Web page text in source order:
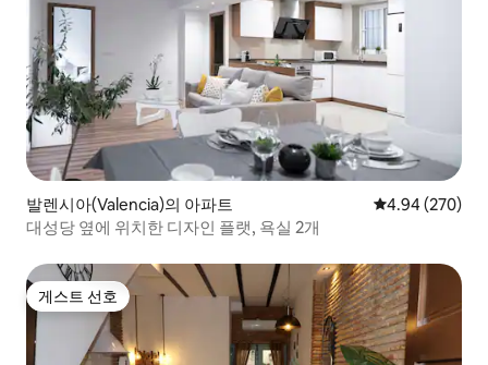
발렌시아(Valencia)의 아파트 평점 4.94점(5
4.94 (270)
대성당 옆에 위치한 디자인 플랫, 욕실 2개
게스트 선호
게스트 선호